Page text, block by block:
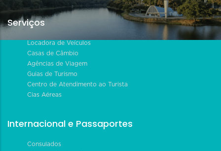
Serviços
Locadora de Veículos
Casas de Câmbio
Agências de Viagem
Guias de Turismo
Centro de Atendimento ao Turista
Cias Aéreas
Internacional e Passaportes
Consulados